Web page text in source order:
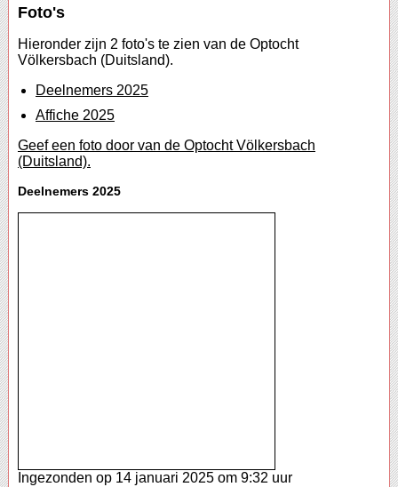
Foto's
Hieronder zijn 2 foto's te zien van de Optocht
Völkersbach (Duitsland).
Deelnemers 2025
Affiche 2025
Geef een foto door van de Optocht Völkersbach
(Duitsland).
Deelnemers 2025
Ingezonden op 14 januari 2025 om 9:32 uur